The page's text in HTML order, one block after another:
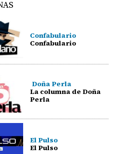
Confabulario
Confabulario
Doña Perla
La columna de Doña
Perla
El Pulso
El Pulso